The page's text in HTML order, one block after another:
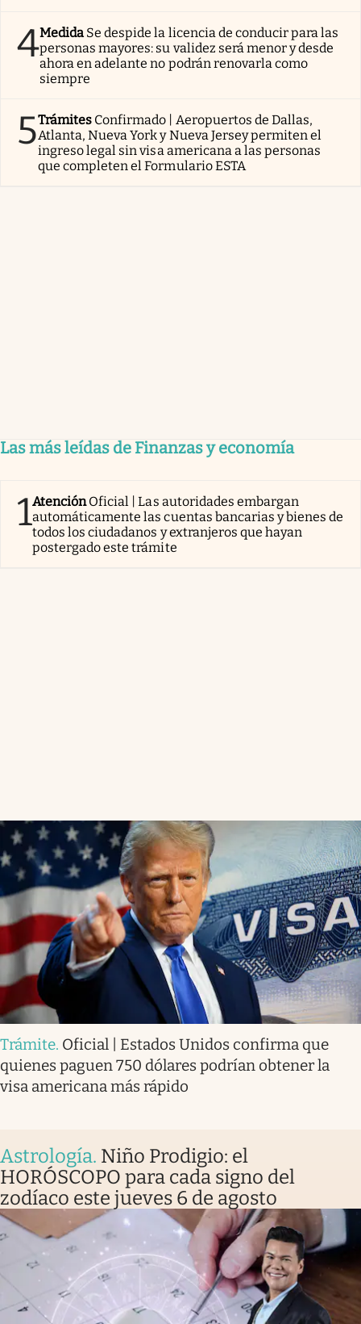
4Medida Se despide la licencia de conducir para las
personas mayores: su validez será menor y desde
ahora en adelante no podrán renovarla como
siempre
5Trámites Confirmado | Aeropuertos de Dallas,
Atlanta, Nueva York y Nueva Jersey permiten el
ingreso legal sin visa americana a las personas
que completen el Formulario ESTA
Las más leídas de Finanzas y economía
1AtenciónOficial | Las autoridades embargan
automáticamente las cuentas bancarias y bienes de
todos los ciudadanos y extranjeros que hayan
postergado este trámite
Trámite. Oficial | Estados Unidos confirma que
quienes paguen 750 dólares podrían obtener la
visa americana más rápido
Astrología. Niño Prodigio: el
HORÓSCOPO para cada signo del
zodíaco este jueves 6 de agosto